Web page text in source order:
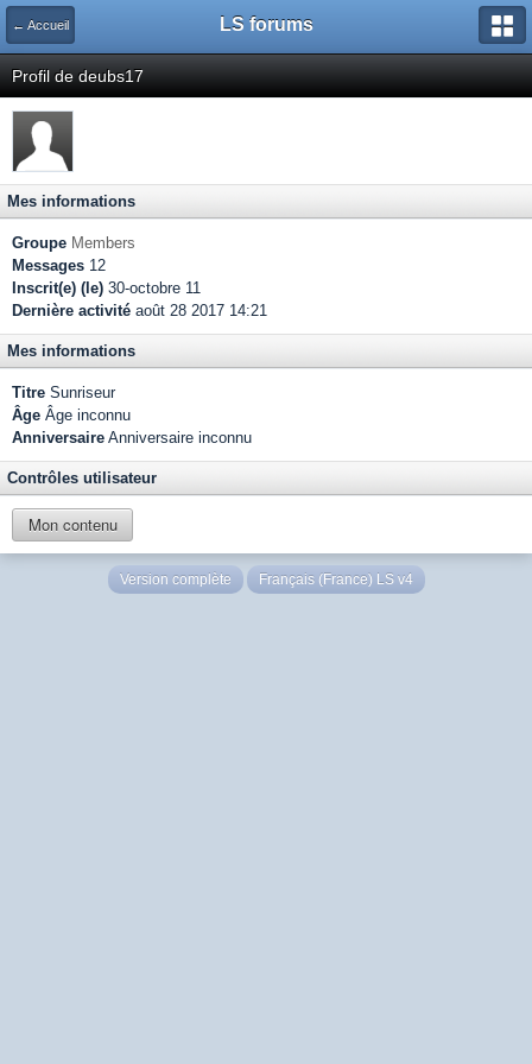
← Accueil LS forums
Profil de deubs17
Mes informations
Groupe Members
Messages 12
Inscrit(e) (le) 30-octobre 11
Dernière activité août 28 2017 14:21
Mes informations
Titre Sunriseur
Âge Âge inconnu
Anniversaire Anniversaire inconnu
Contrôles utilisateur
Mon contenu
Version complète Français (France) LS v4